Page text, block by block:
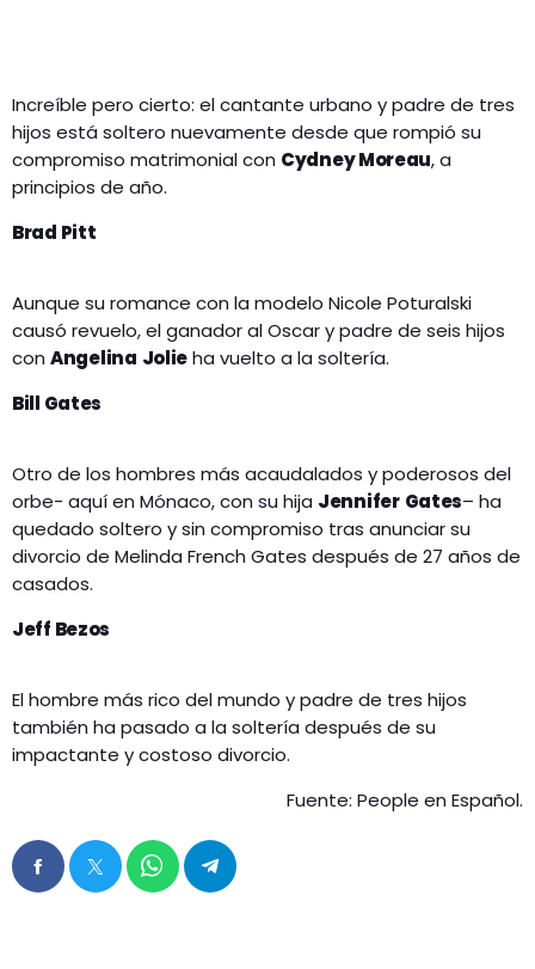
Increíble pero cierto: el cantante urbano y padre de tres
hijos está soltero nuevamente desde que rompió su
compromiso matrimonial con Cydney Moreau, a
principios de año.
Brad Pitt
Aunque su romance con la modelo Nicole Poturalski
causó revuelo, el ganador al Oscar y padre de seis hijos
con Angelina Jolieha vuelto a la soltería.
Bill Gates
Otro de los hombres más acaudalados y poderosos del
orbe- aquí en Mónaco, con su hija Jennifer Gates– ha
quedado soltero y sin compromiso tras anunciar su
divorcio de Melinda French Gates después de 27 años de
casados.
Jeff Bezos
El hombre más rico del mundo y padre de tres hijos
también ha pasado a la soltería después de su
impactante y costoso divorcio.
Fuente: People en Español.